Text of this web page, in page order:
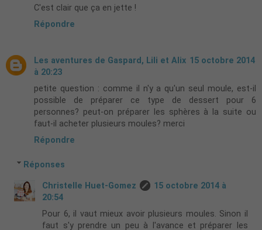
C'est clair que ça en jette !
Répondre
Les aventures de Gaspard, Lili et Alix 15 octobre 2014
à 20:23
petite question : comme il n'y a qu'un seul moule, est-il
possible de préparer ce type de dessert pour 6
personnes? peut-on préparer les sphères à la suite ou
faut-il acheter plusieurs moules? merci
Répondre
Réponses
Christelle Huet-Gomez
15 octobre 2014 à
20:54
Pour 6, il vaut mieux avoir plusieurs moules. Sinon il
faut s'y prendre un peu à l'avance et préparer les